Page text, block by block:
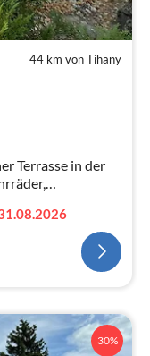
44 km von Tihany
Terrasse in der
30%